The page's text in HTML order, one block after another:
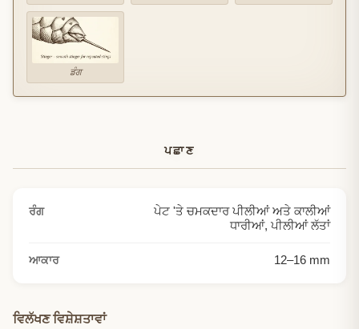
ਡੰਗ
ਪਛਾਣ
ਰੰਗ
ਪੇਟ 'ਤੇ ਚਮਕਦਾਰ ਪੀਲੀਆਂ ਅਤੇ ਕਾਲੀਆਂ
ਧਾਰੀਆਂ, ਪੀਲੀਆਂ ਲੱਤਾਂ
ਆਕਾਰ 12–16 mm
ਵਿਲੱਖਣ ਵਿਸ਼ੇਸ਼ਤਾਵਾਂ